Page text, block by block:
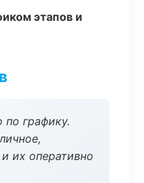
этапов и
по графику.
их оперативно